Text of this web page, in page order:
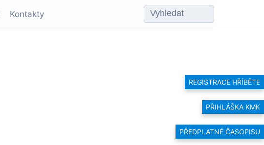
REGISTRACE HŘÍBĚTE
PŘIHLÁŠKA KMK
PŘEDPLATNÉ ČASOPISU
Kontakty